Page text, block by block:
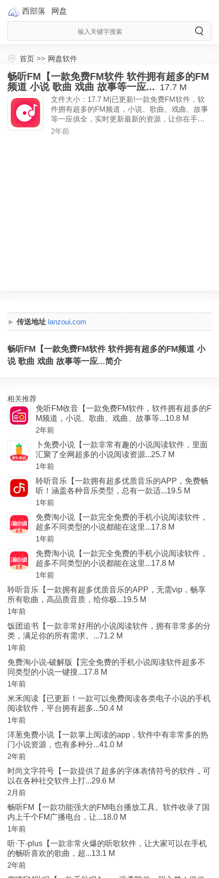
西部落 网盘
首页 >> 网盘软件
畅听FM【一款免费FM软件 软件拥有超多的FM
频道 小说 歌曲 戏曲 故事等一应... 17.7 M
文件大小：17.7 M|已更新!一款免费FM软件，软
件拥有超多的FM频道，小说、歌曲、戏曲、故事
等一应俱全，实时更新最新的资源，让你在手上
可以听到最新的电台资讯，让不的声音陪伴你的
2年前
传送地址 lanzoui.com
畅听FM【一款免费FM软件 软件拥有超多的FM频道 小
说 歌曲 戏曲 故事等一应...简介
相关推荐
免听FM收音【一款免费FM软件，软件拥有超多的F
M频道，小说、歌曲、戏曲、故事等...10.8 M
2年前
卜免费小说【一款非常有趣的小说阅读软件，里面
汇聚了全网超多的小说阅读资源...25.7 M
1年前
聆听音乐【一款拥有超多优质音乐的APP，免费畅
听！涵盖各种音乐类型，总有一款适...19.5 M
1年前
免费淘小说【一款完全免费的手机小说阅读软件，
超多不同类型的小说都能在这里...17.8 M
1年前
免费淘小说【一款完全免费的手机小说阅读软件，
超多不同类型的小说都能在这里...17.8 M
1年前
聆听音乐【一款拥有超多优质音乐的APP，无需vip，畅享
所有歌曲，高品质音质，给你极...19.5 M
1年前
饭团追书【一款非常好用的小说阅读软件，拥有非常多的分
类，满足你的所有需求。...71.2 M
1年前
免费淘小说-破解版【完全免费的手机小说阅读软件超多不
同类型的小说一键搜...17.8 M
1年前
米禾阅读【已更新！一款可以免费阅读各类电子小说的手机
阅读软件，平台拥有超多...50.4 M
1年前
洋葱免费小说【一款掌上阅读的app，软件中有非常多的热
门小说资源，也有多种分...41.0 M
2年前
时尚文字符号【一款提供了超多的字体表情符号的软件，可
以在各种社交软件上打...29.6 M
2月前
畅听FM【一款功能强大的FM电台播放工具。软件收录了国
内上千个FM广播电台，让...18.0 M
1年前
听·下-plus【一款非常火爆的听歌软件，让大家可以在手机
的畅听喜欢的歌曲，超...13.1 M
2年前